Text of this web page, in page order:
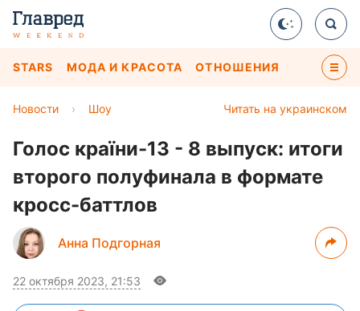
STARS МОДА И КРАСОТА ОТНОШЕНИЯ
Читать на украинском
Новости › Шоу
Голос країни-13 - 8 выпуск: итоги
второго полуфинала в формате
кросс-баттлов
Анна Подгорная
22 октября 2023, 21:53